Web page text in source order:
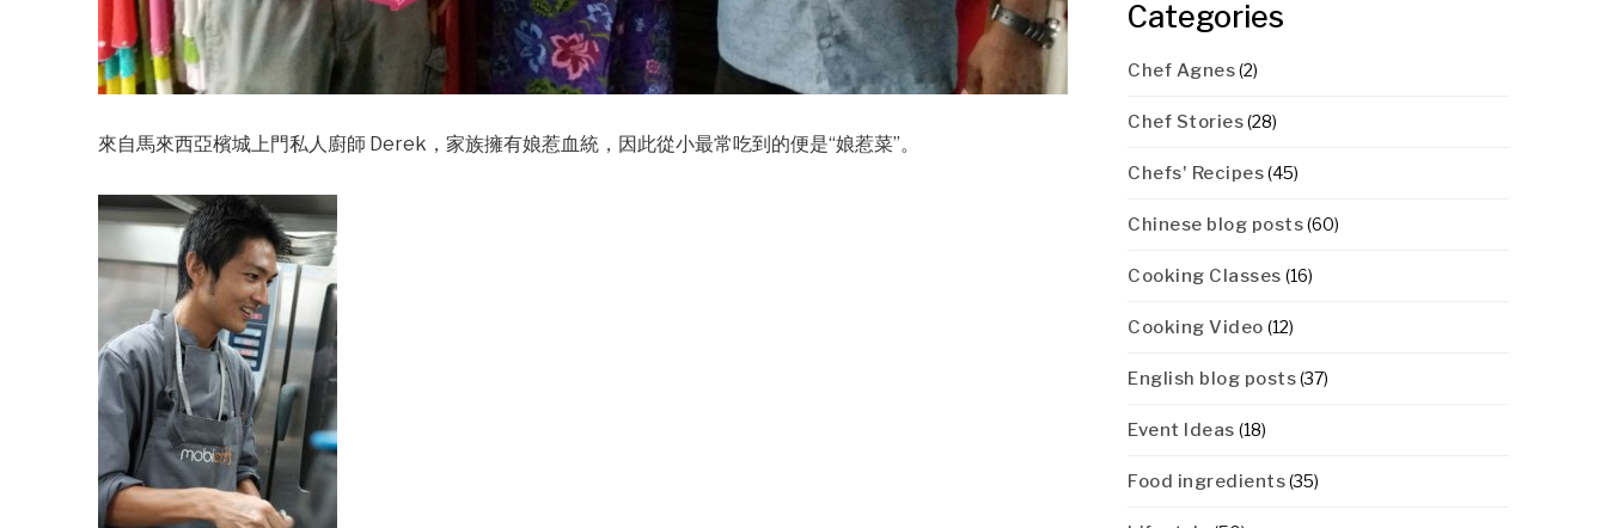
來自馬來西亞檳城上門私人廚師 Derek，家族擁有娘惹血統，因此從小最常吃到的便是“娘惹菜”。
Categories
Chef Agnes(2)
Chef Stories(28)
Chefs' Recipes(45)
Chinese blog posts(60)
Cooking Classes (16)
Cooking Video (12)
English blog posts(37)
Event Ideas (18)
Food ingredients(35)